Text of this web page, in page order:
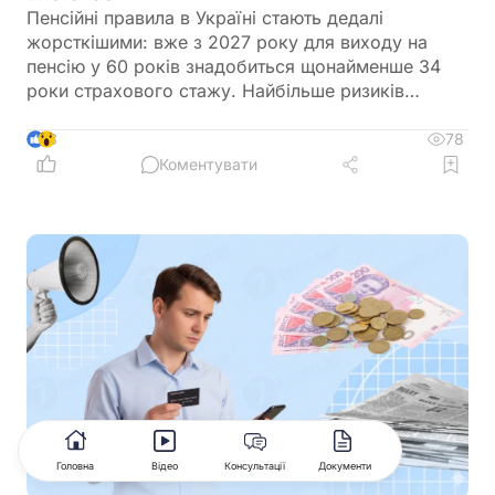
Пенсійні правила в Україні стають дедалі
жорсткішими: вже з 2027 року для виходу на
пенсію у 60 років знадобиться щонайменше 34
роки страхового стажу. Найбільше ризиків
які через декретні відпустки, догляд за рідними
або неофіційну зайнятість часто не накопичують
3
78
Коментувати
Головна Відео Консультації Документи